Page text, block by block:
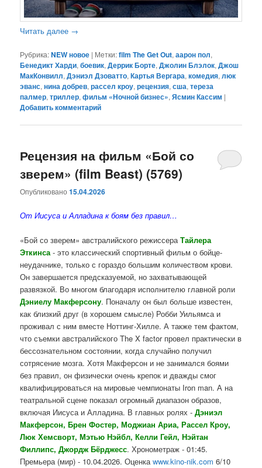
Читать далее →
Рубрика:NEW новое | Метки:film The Get Out,аарон пол,
Бенедикт Харди,боевик,Деррик Борте,Джолин Блэлок,Джош
МакКонвилл,Дэниэл Дзоватто,Картья Вергара,комедия,люк
эванс,нина добрев,рассел кроу,рецензия,сша,тереза
палмер,триллер,фильм «Ночной бизнес»,Ясмин Кассим |
Добавить комментарий
Рецензия на фильм «Бой со
зверем» (film Beast) (5769)
Опубликовано15.04.2026
От Иисуса и Алладина к боям без правил…
«Бой со зверем» австралийского режиссераТайлера
Эткинса- это классический спортивный фильм о бойце-
неудачнике, только с гораздо большим количеством крови.
Он завершается предсказуемой, но захватывающей
развязкой. Во многом благодаря исполнителю главной роли
Дэниелу Макферсону. Поначалу он был больше известен,
как близкий друг (в хорошем смысле) Робби Уильямса и
проживал с ним вместе Ноттинг-Хилле. А также тем фактом,
что съемки австралийского The X factor провел практически в
бессознательном состоянии, когда случайно получил
сотрясение мозга. Хотя Макферсон и не занимался боями
без правил, он физически очень крепок и дважды смог
квалифицироваться на мировые чемпионаты Iron man. А на
театральной сцене показал огромный диапазон образов,
включая Иисуса и Алладина. В главных ролях -Дэниэл
Макферсон, Брен Фостер, Моджиан Ариа, Рассел Кроу,
Люк Хемсворт, Мэтью Нэйбл, Келли Гейл, Нэйтан
Филлипс, Джордж Бёрджесс. Хронометраж - 01:45.
Премьера (мир) - 10.04.2026. Оценкаwww.kino-nik.com 6/10